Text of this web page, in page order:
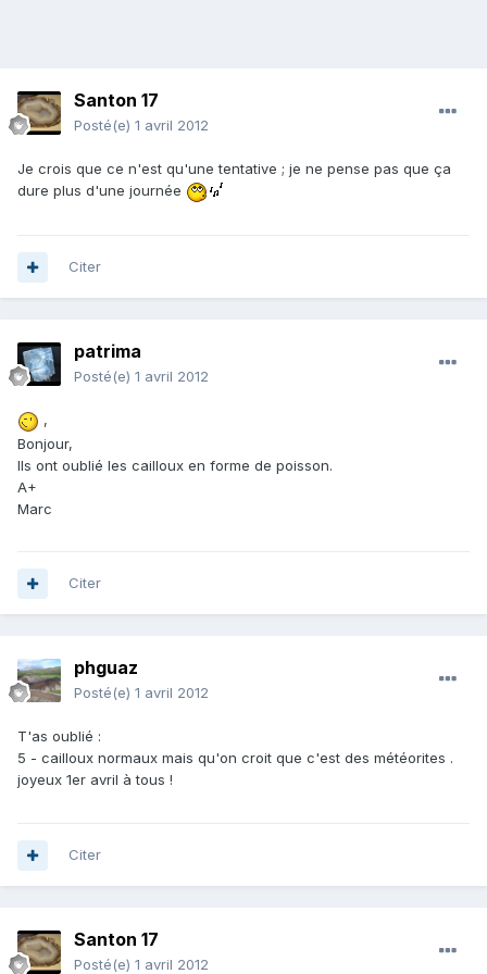
Santon 17
Posté(e) 1 avril 2012
Je crois que ce n'est qu'une tentative ; je ne pense pas que ça
dure plus d'une journée
Citer
patrima
Posté(e) 1 avril 2012
,
Bonjour,
Ils ont oublié les cailloux en forme de poisson.
A+
Marc
Citer
phguaz
Posté(e) 1 avril 2012
T'as oublié :
5 - cailloux normaux mais qu'on croit que c'est des météorites .
joyeux 1er avril à tous !
Citer
Santon 17
Posté(e) 1 avril 2012